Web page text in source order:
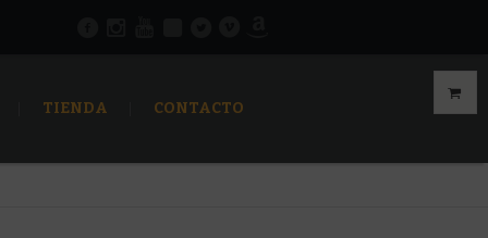
TIENDA CONTACTO